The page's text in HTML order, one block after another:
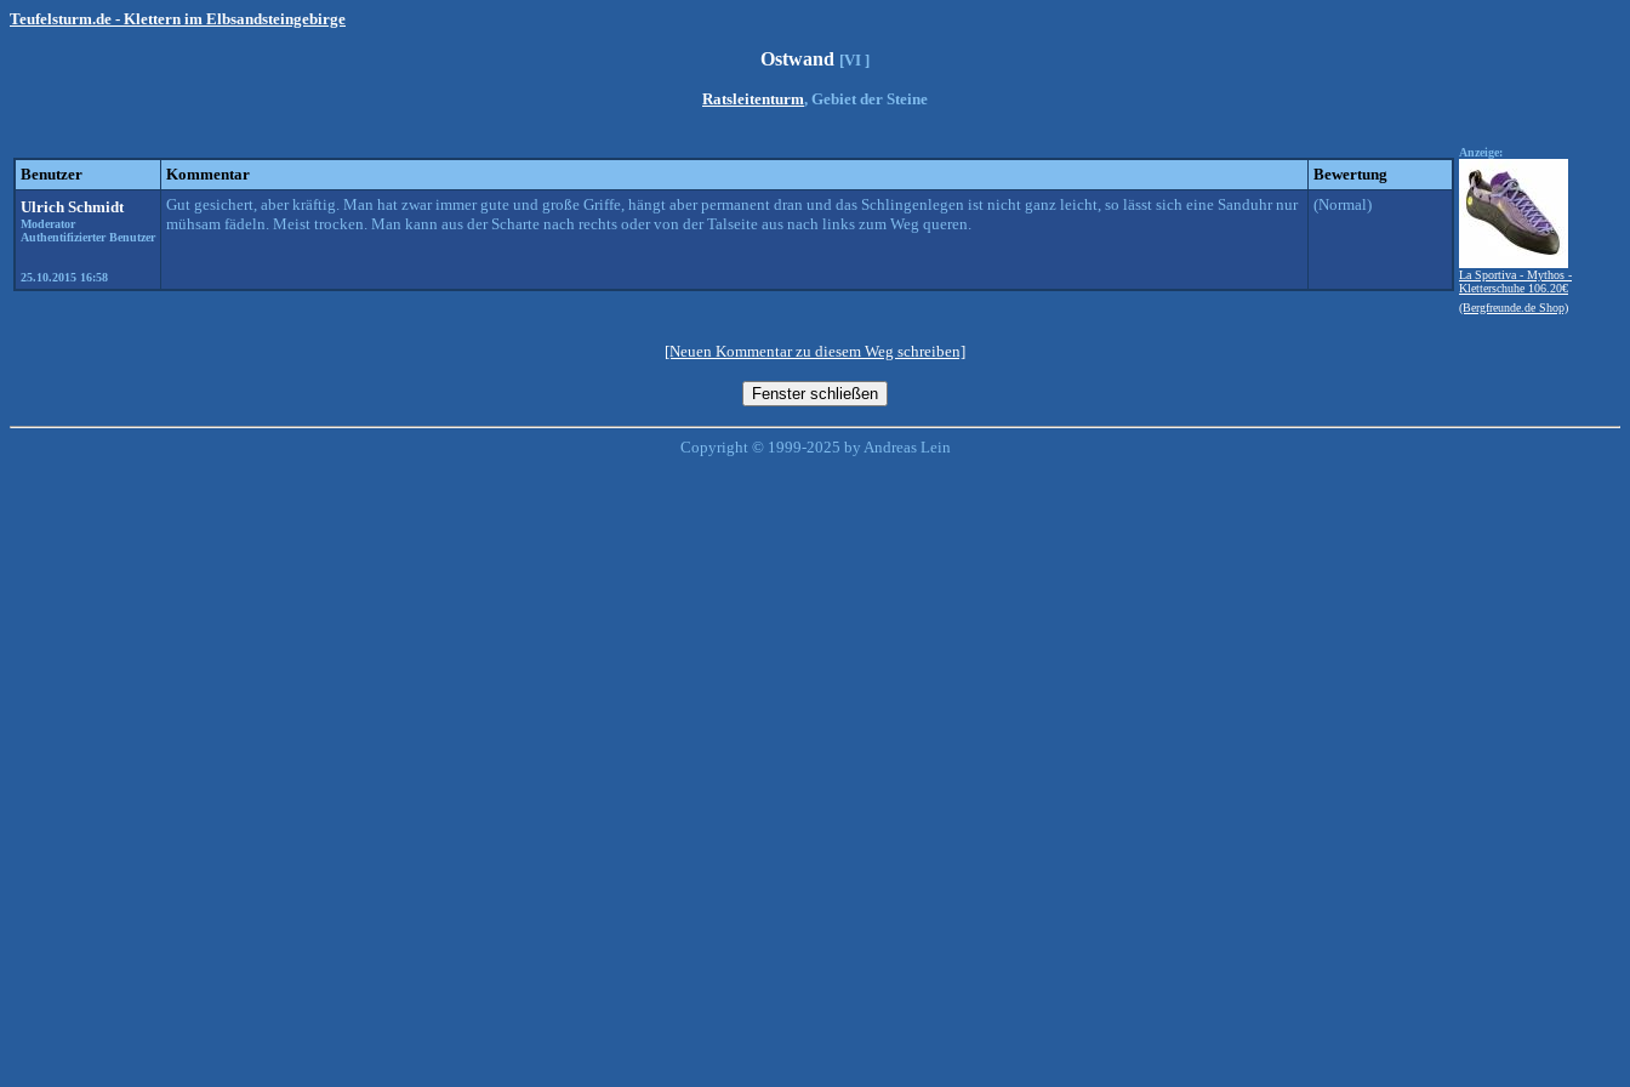
Teufelsturm.de - Klettern im Elbsandsteingebirge
Ostwand [VI ]
Ratsleitenturm, Gebiet der Steine
Benutzer Kommentar
Bewertung
Ulrich Schmidt
Moderator
Authentifizierter Benutzer
25.10.2015 16:58
Gut gesichert, aber kräftig. Man hat zwar immer gute und große Griffe, hängt aber permanent dran und das Schlingenlegen ist nicht ganz leicht, so lässt sich eine Sanduhr nur
mühsam fädeln. Meist trocken. Man kann aus der Scharte nach rechts oder von der Talseite aus nach links zum Weg queren.
(Normal)
Anzeige:
La Sportiva - Mythos -
Kletterschuhe 106.20€
(Bergfreunde.de Shop)
[Neuen Kommentar zu diesem Weg schreiben]
Copyright © 1999-2025 by Andreas Lein